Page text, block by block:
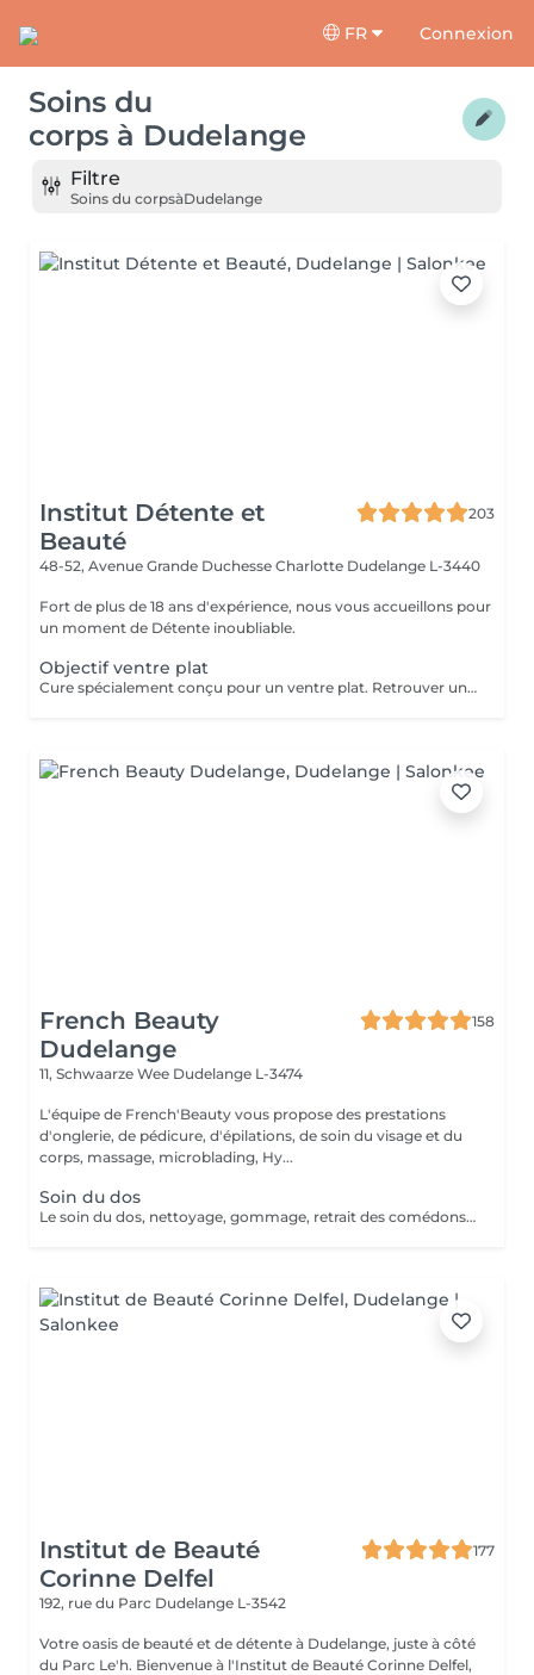
FR Connexion
Soins du
corps à Dudelange
Filtre
Soins du corpsàDudelange
Institut Détente et
Beauté
203
48-52, Avenue Grande Duchesse Charlotte Dudelange L-3440
Fort de plus de 18 ans d'expérience, nous vous accueillons pour
un moment de Détente inoubliable.
Objectif ventre plat
Cure spécialement conçu pour un ventre plat. Retrouver un ventre harmonieux, effet anti-stress, relaxant, confort et légèreté
French Beauty
Dudelange
158
11, Schwaarze Wee Dudelange L-3474
L'équipe de French'Beauty vous propose des prestations
d'onglerie, de pédicure, d'épilations, de soin du visage et du
corps, massage, microblading, Hy...
Soin du dos
Le soin du dos, nettoyage, gommage, retrait des comédons, masque et modelage de fin de soin. Idéal lorsque vous présentez cicatrices et boutons.
Institut de Beauté
Corinne Delfel
177
192, rue du Parc Dudelange L-3542
Votre oasis de beauté et de détente à Dudelange, juste à côté
du Parc Le'h. Bienvenue à l'Institut de Beauté Corinne Delfel,